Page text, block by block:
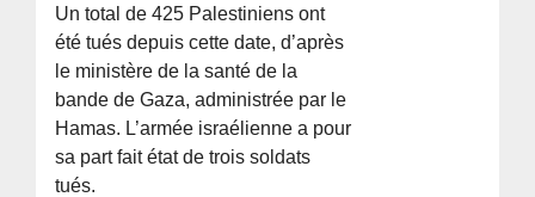
Un total de 425 Palestiniens ont
été tués depuis cette date, d’après
le ministère de la santé de la
bande de Gaza, administrée par le
Hamas. L’armée israélienne a pour
sa part fait état de trois soldats
tués.